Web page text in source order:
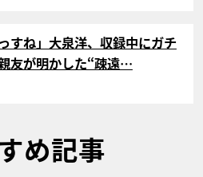
すね」大泉洋、収録中にガチ
友が明かした“疎遠…
め記事